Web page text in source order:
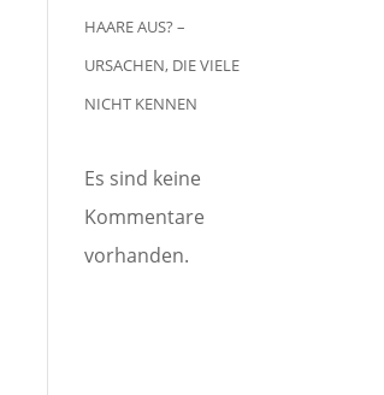
HAARE AUS? –
URSACHEN, DIE VIELE
NICHT KENNEN
Es sind keine
Kommentare
vorhanden.